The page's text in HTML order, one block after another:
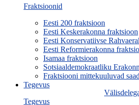
Fraktsioonid
Eesti 200 fraktsioon
Eesti Keskerakonna fraktsioon
Eesti Konservatiivse
Eesti Reformierakonna
Isamaa fraktsioon
Sotsiaaldemokraatliku
Fraktsiooni mittekuuluvad
Tegevus
Tegevus